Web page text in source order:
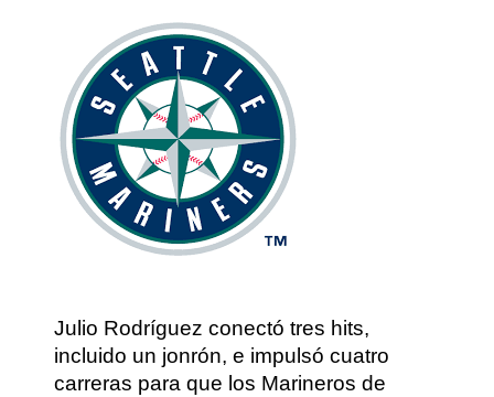
Julio Rodríguez conectó tres hits,
incluido un jonrón, e impulsó cuatro
carreras para que los Marineros de